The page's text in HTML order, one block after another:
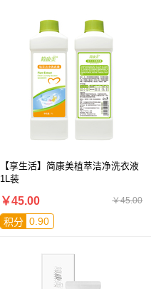
【享生活】简康美植萃洁净洗衣液
1L装
￥45.00
￥45.00
积分 0.90